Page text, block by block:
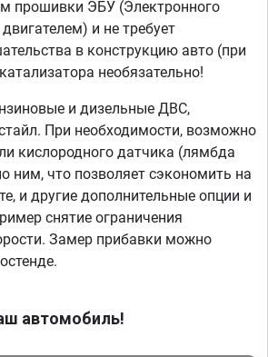
прошивки ЭБУ (Электронного
и не требует
в конструкцию авто (при
необязательно!
и дизельные ДВС,
При необходимости, возможно
кислородного датчика (лямбда
ним, что позволяет сэкономить на
и другие дополнительные опции и
снятие ограничения
Замер прибавки можно
автомобиль!